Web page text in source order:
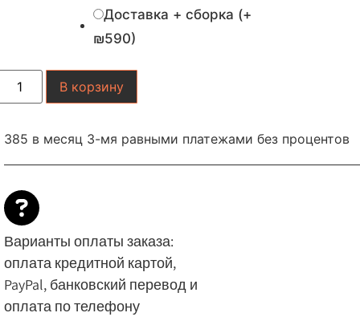
Доставка + сборка (+
₪590)
В корзину
385 в месяц 3-мя равными платежами без процентов
Варианты оплаты заказа:
оплата кредитной картой,
PayPal, банковский перевод и
оплата по телефону